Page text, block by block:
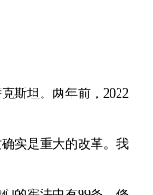
斯坦。两年前，2022
实是重大的改革。我